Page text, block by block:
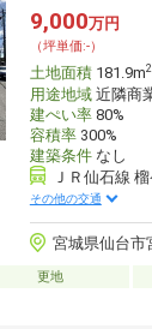
んでこそ感じられ
「下部のカレンダ
9,000万円
（坪単価:-）
土地面積181.9m2
用途地域近隣商
建ぺい率80%
容積率300%
建築条件なし
ＪＲ仙石線
その他の交通
宮城県仙台市
更地